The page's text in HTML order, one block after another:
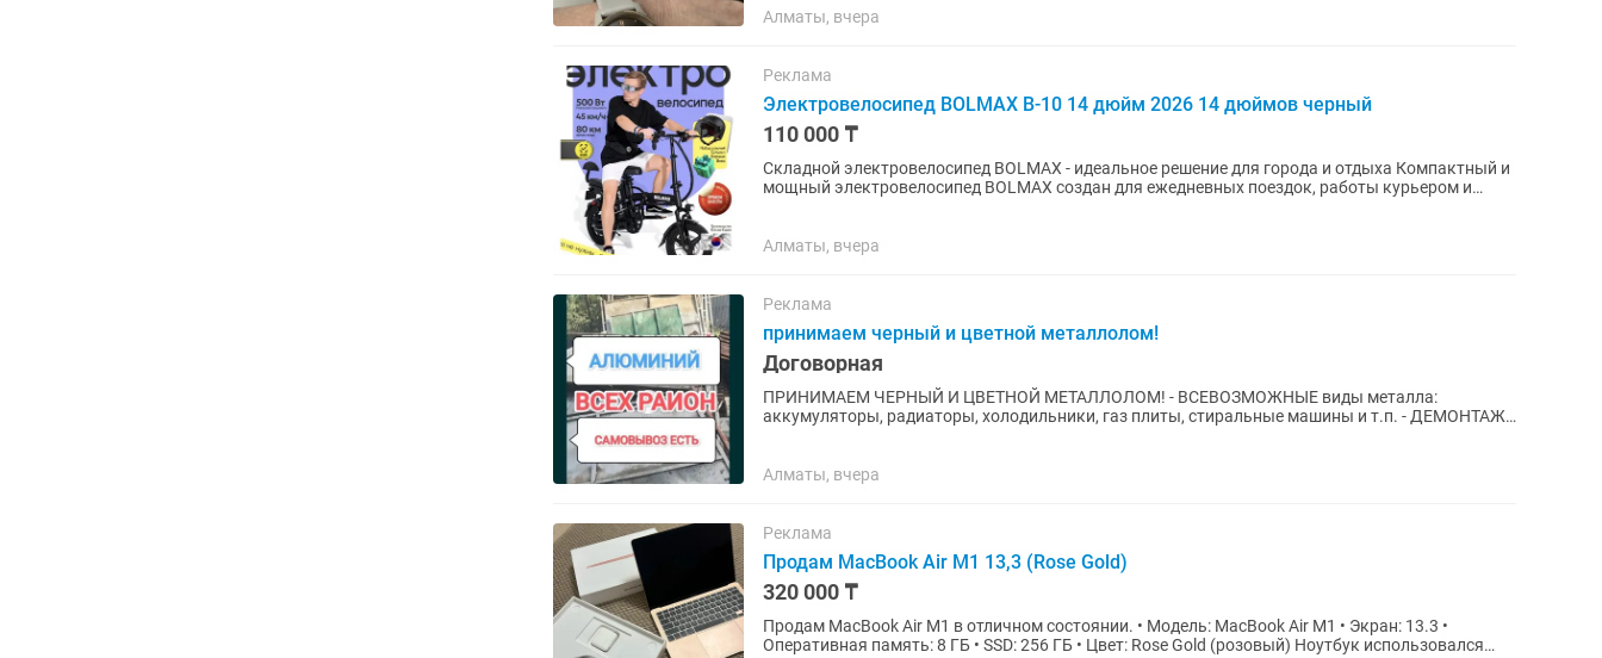
Алматы, вчера
Реклама
Электровелосипед BOLMAX B-10 14 дюйм 2026 14 дюймов черный
110 000 ₸
Складной электровелосипед BOLMAX - идеальное решение для города и отдыха Компактный и
мощный электровелосипед BOLMAX создан для ежедневных поездок, работы курьером и
Алматы, вчера
Реклама
принимаем черный и цветной металлолом!
Договорная
ПРИНИМАЕМ ЧЕРНЫЙ И ЦВЕТНОЙ МЕТАЛЛОЛОМ! - ВСЕВОЗМОЖНЫЕ виды металла:
аккумуляторы, радиаторы, холодильники, газ плиты, стиральные машины и т.п. - ДЕМОНТАЖ:
Алматы, вчера
Реклама
Продам MacBook Air M1 13,3 (Rose Gold)
320 000 ₸
Продам MacBook Air M1 в отличном состоянии. • Модель: MacBook Air M1 • Экран: 13.3 •
Оперативная память: 8 ГБ • SSD: 256 ГБ • Цвет: Rose Gold (розовый) Ноутбук использовался